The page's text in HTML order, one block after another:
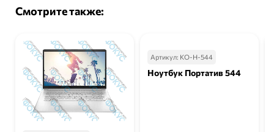
Смотрите также:
Артикул: КО-Н-544
Ноутбук Портатив 544